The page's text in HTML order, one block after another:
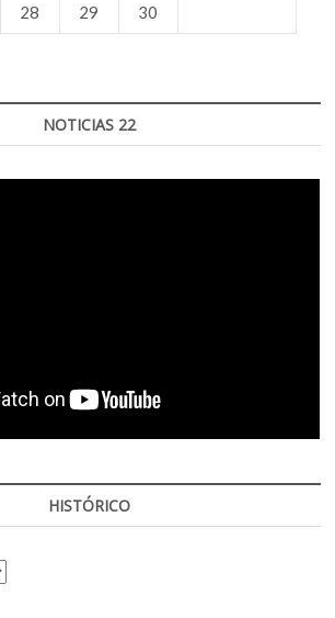
28 29
30
NOTICIAS 22
HISTÓRICO